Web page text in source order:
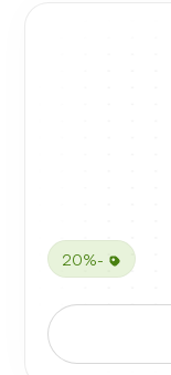
-20%